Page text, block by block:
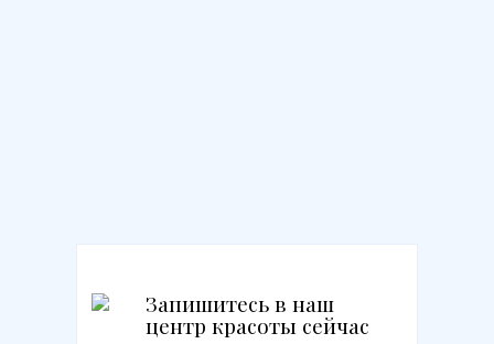
Запишитесь в наш
центр красоты сейчас